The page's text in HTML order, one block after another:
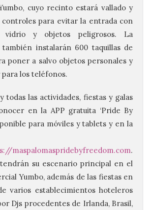
cuyo recinto estará vallado y
controles para evitar la entrada con
vidrio y objetos peligrosos. La
también instalarán 600 taquillas de
poner a salvo objetos personales y
los teléfonos.
todas las actividades, fiestas y galas
en la APP gratuita ‘Pride By
para móviles y tablets y en la
maspalomaspridebyfreedom.com.
su escenario principal en el
Yumbo, además de las fiestas en
varios establecimientos hoteleros
Djs procedentes de Irlanda, Brasil,